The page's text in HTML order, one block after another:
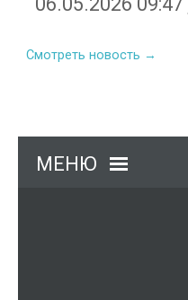
Смотреть новость →
МЕНЮ